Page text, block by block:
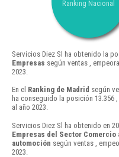
Ranking Nacional
Servicios Diez Sl ha obtenido la
Empresas según ventas ,
2023.
En el Ranking de Madrid según
ha conseguido la posición 13.356
al año 2023.
Servicios Diez Sl ha obtenido en
Empresas del Sector
automoción según ventas ,
2023.